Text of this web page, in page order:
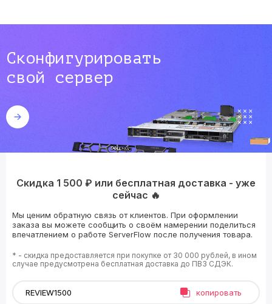
Сконфигурировать
свой сервер
Скидка 1 500 ₽ или бесплатная доставка - уже
сейчас 🔥
Мы ценим обратную связь от клиентов. При оформлении
заказа вы можете сообщить о своём намерении поделиться
впечатлением о работе ServerFlow после получения товара.
* - скидка предоставляется при покупке от 30 000 рублей, в ином
случае предусмотрена бесплатная доставка до ПВЗ СДЭК.
копировать